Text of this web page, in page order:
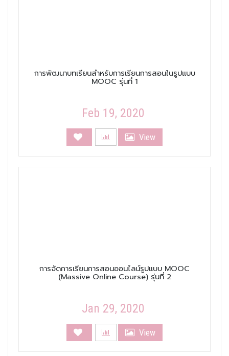
การพัฒนาบทเรียนสำหรับการเรียนการสอนในรูปแบบ
MOOC รุ่นที่ 1
Feb 19, 2020
View
การจัดการเรียนการสอนออนไลน์รูปแบบ MOOC
(Massive Online Course) รุ่นที่ 2
Jan 29, 2020
View